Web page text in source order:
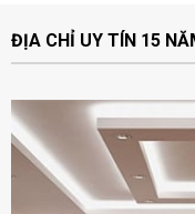
ĐỊA CHỈ UY TÍN 15